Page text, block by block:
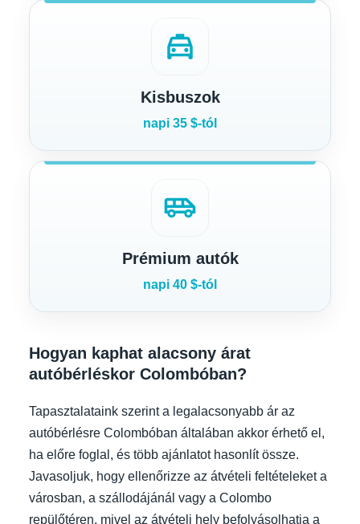
local_taxi
Kisbuszok
napi 35 $-tól
airport_shuttle
Prémium autók
napi 40 $-tól
Hogyan kaphat alacsony árat
autóbérléskor Colombóban?
Tapasztalataink szerint a legalacsonyabb ár az
autóbérlésre Colombóban általában akkor érhető el,
ha előre foglal, és több ajánlatot hasonlít össze.
Javasoljuk, hogy ellenőrizze az átvételi feltételeket a
városban, a szállodájánál vagy a Colombo
repülőtéren, mivel az átvételi hely befolyásolhatja a